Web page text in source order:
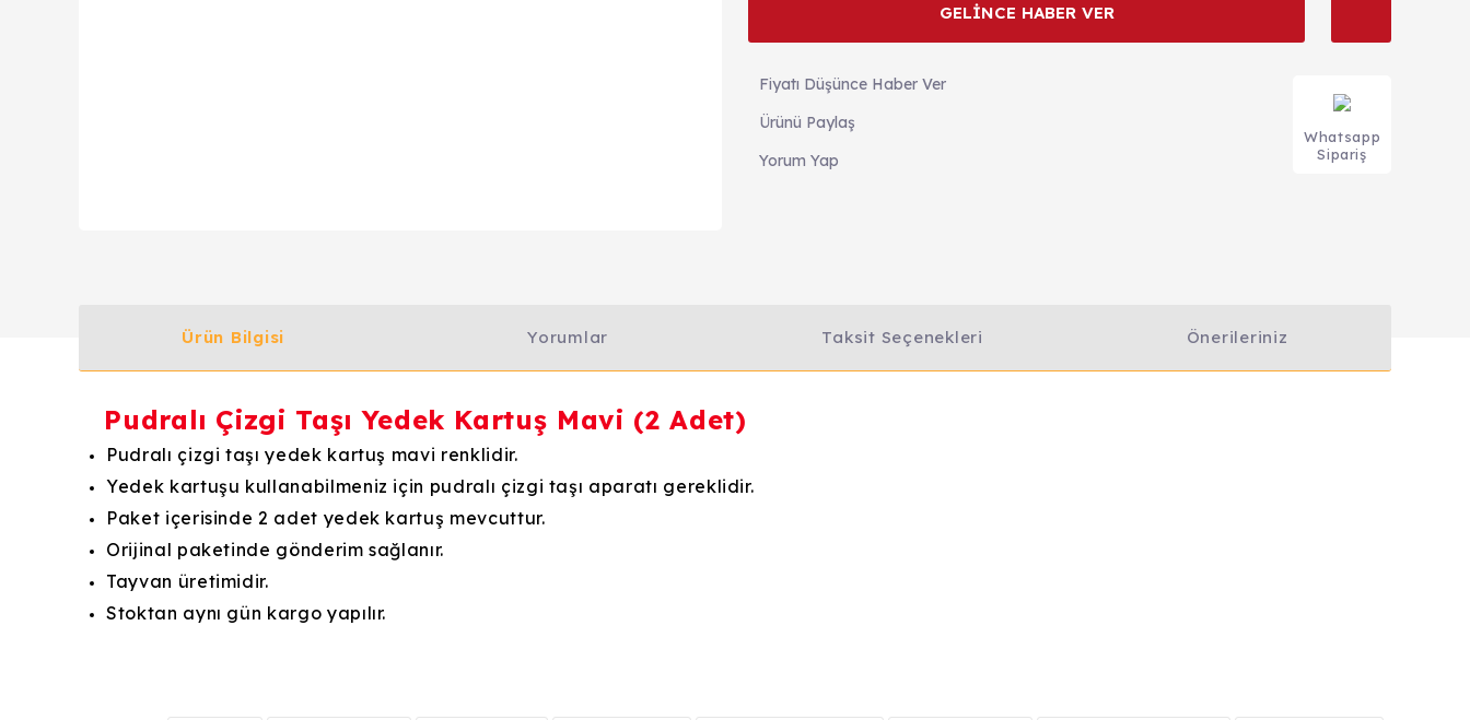
GELİNCE HABER VER
Fiyatı Düşünce Haber Ver
Ürünü Paylaş
Yorum Yap
Whatsapp
Sipariş
Ürün Bilgisi Yorumlar Taksit Seçenekleri Önerileriniz
Pudralı Çizgi Taşı Yedek Kartuş Mavi (2 Adet)
Pudralı çizgi taşı yedek kartuş mavi renklidir.
Yedek kartuşu kullanabilmeniz için pudralı çizgi taşı aparatı gereklidir.
Paket içerisinde 2 adet yedek kartuş mevcuttur.
Orijinal paketinde gönderim sağlanır.
Tayvan üretimidir.
Stoktan aynı gün kargo yapılır.